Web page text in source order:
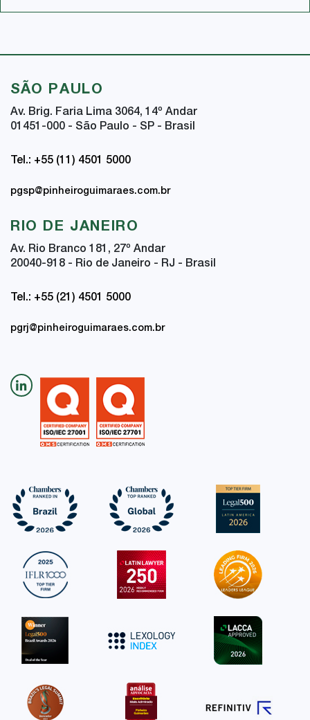
SÃO PAULO
Av. Brig. Faria Lima 3064, 14º Andar
01451-000 - São Paulo - SP - Brasil
Tel.: +55 (11) 4501 5000
pgsp@pinheiroguimaraes.com.br
RIO DE JANEIRO
Av. Rio Branco 181, 27º Andar
20040-918 - Rio de Janeiro - RJ - Brasil
Tel.: +55 (21) 4501 5000
pgrj@pinheiroguimaraes.com.br